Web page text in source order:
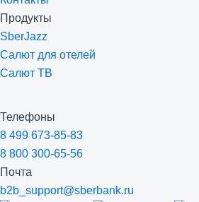
Продукты
SberJazz
Салют для отелей
Салют ТВ
Телефоны
8 499 673-85-83
8 800 300-65-56
Почта
b2b_support@sberbank.ru